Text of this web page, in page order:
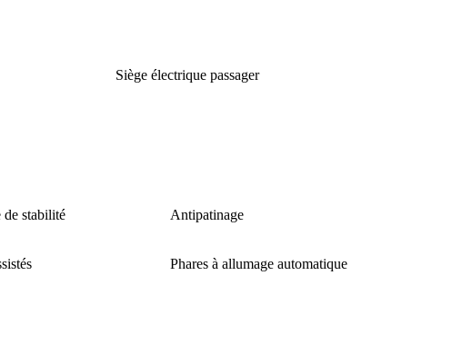
Siège électrique passager
stabilité Antipatinage
Phares à allumage automatique